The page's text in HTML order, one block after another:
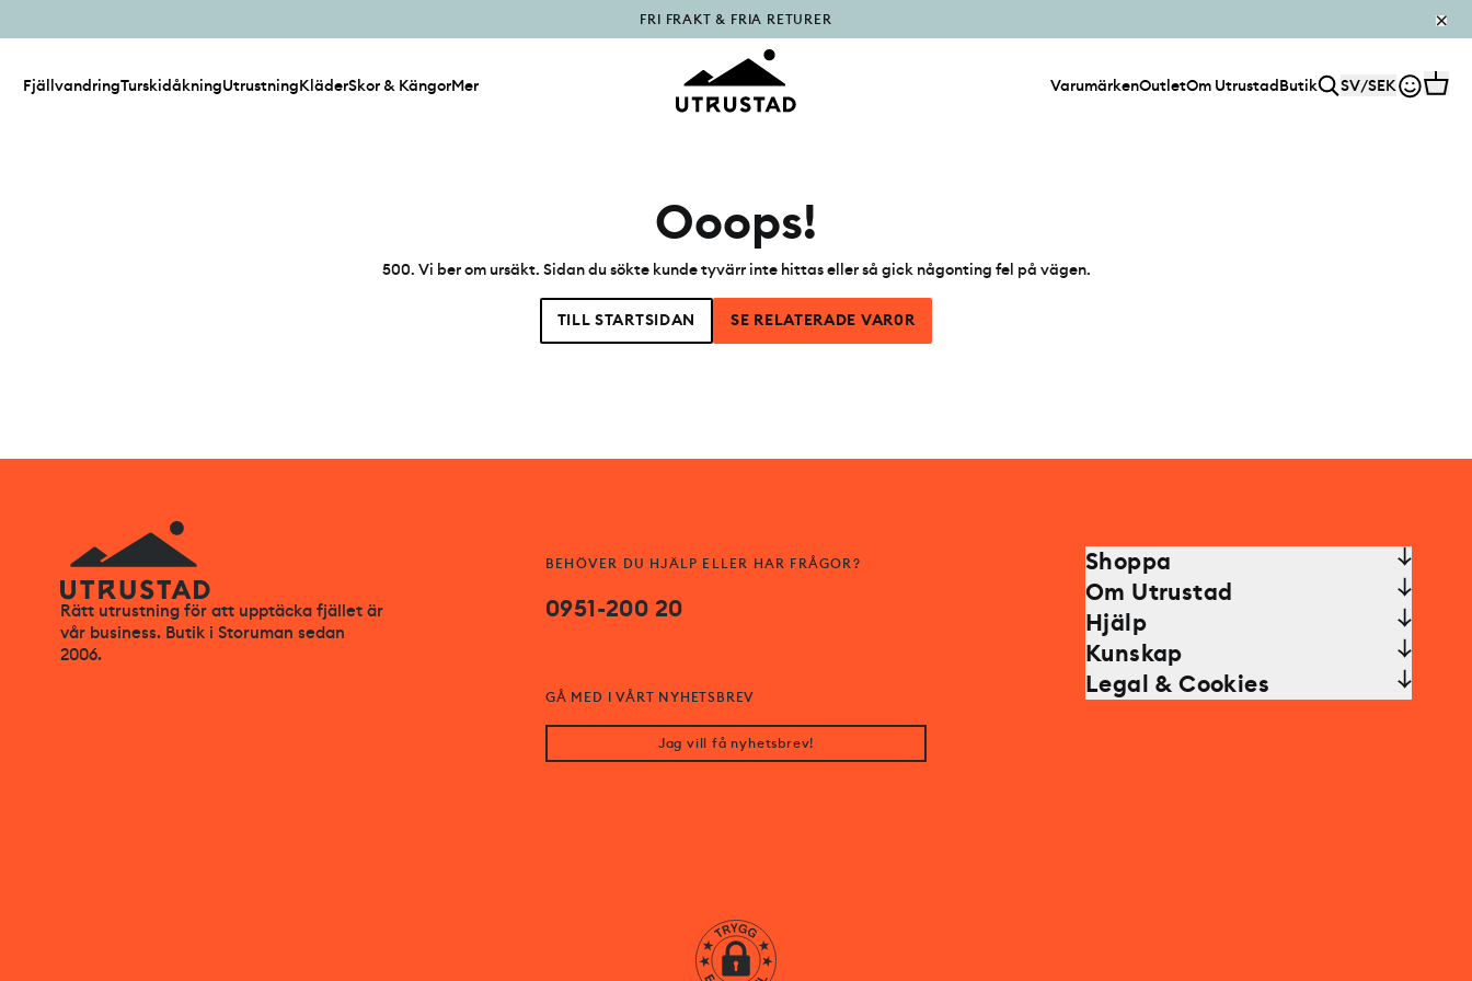
FRI FRAKT & FRIA RETURER
PÅFYLLT I OUTLET
FjällvandringTurskidåkningUtrustningKläderSkor & KängorMer VarumärkenOutletOm UtrustadButik SV/SEK
Ooops!
500. Vi ber om ursäkt. Sidan du sökte kunde tyvärr inte hittas eller så gick någonting fel på vägen.
TILL STARTSIDAN SE RELATERADE VAR0R
Rätt utrustning för att upptäcka fjället är
vår business. Butik i Storuman sedan
2006.
BEHÖVER DU HJÄLP ELLER HAR FRÅGOR?
0951-200 20
GÅ MED I VÅRT NYHETSBREV
Jag vill få nyhetsbrev!
Shoppa
Om Utrustad
Hjälp
Kunskap
Legal & Cookies